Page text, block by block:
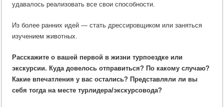
удавалось реализовать все свои способности.
Из более ранних идей — стать дрессировщиком или заняться
изучением животных.
Расскажите о вашей первой в жизни турпоездке или
экскурсии. Куда довелось отправиться? По какому случаю?
Какие впечатления у вас остались? Представляли ли вы
себя тогда на месте турлидера/экскурсовода?